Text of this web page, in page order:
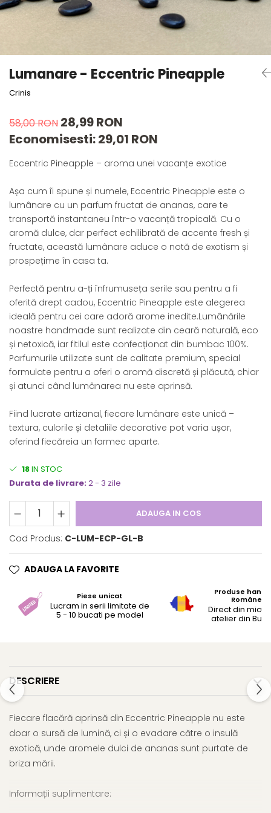
Fundite
Monstera
Neon Collection
Pink Pastel
Tiny but Mighty
White Sensation
Lumanare - Eccentric Pineapple
Crinis
58,00 RON 28,99 RON
Economisesti:29,01 RON
Eccentric Pineapple – aroma unei vacanțe exotice
Așa cum îi spune și numele, Eccentric Pineapple este o
lumânare cu un parfum fructat de ananas, care te
transportă instantaneu într-o vacanță tropicală. Cu o
aromă dulce, dar perfect echilibrată de accente fresh și
fructate, această lumânare aduce o notă de exotism și
prospețime în casa ta.
Perfectă pentru a-ți înfrumuseța serile sau pentru a fi
oferită drept cadou, Eccentric Pineapple este alegerea
ideală pentru cei care adoră arome inedite.Lumânările
noastre handmade sunt realizate din ceară naturală, eco
și netoxică, iar fitilul este confecționat din bumbac 100%.
Parfumurile utilizate sunt de calitate premium, special
formulate pentru a oferi o aromă discretă și plăcută, chiar
și atunci când lumânarea nu este aprinsă.
Fiind lucrate artizanal, fiecare lumânare este unică –
textura, culorile și detaliile decorative pot varia ușor,
oferind fiecăreia un farmec aparte.
18IN STOC
Durata de livrare:2 - 3 zile
ADAUGA IN COS
Cod Produs: C-LUM-ECP-GL-B
ADAUGA LA FAVORITE
Piese unicat
Lucram in serii limitate de
5 - 10 bucati pe model
Produse
Românești
Direct din micul
atelier din
DESCRIERE
Fiecare flacără aprinsă din Eccentric Pineapple nu este
doar o sursă de lumină, ci și o evadare către o insulă
exotică, unde aromele dulci de ananas sunt purtate de
briza mării.
Informații suplimentare: